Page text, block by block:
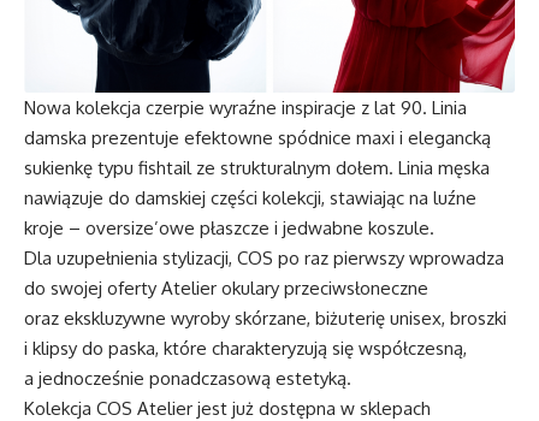
Nowa kolekcja czerpie wyraźne inspiracje z lat 90. Linia
damska prezentuje efektowne spódnice maxi i elegancką
sukienkę typu fishtail ze strukturalnym dołem. Linia męska
nawiązuje do damskiej części kolekcji, stawiając na luźne
kroje – oversize’owe płaszcze i jedwabne koszule.
Dla uzupełnienia stylizacji, COS po raz pierwszy wprowadza
do swojej oferty Atelier okulary przeciwsłoneczne
oraz ekskluzywne wyroby skórzane, biżuterię unisex, broszki
i klipsy do paska, które charakteryzują się współczesną,
a jednocześnie ponadczasową estetyką.
Kolekcja COS Atelier jest już dostępna w sklepach